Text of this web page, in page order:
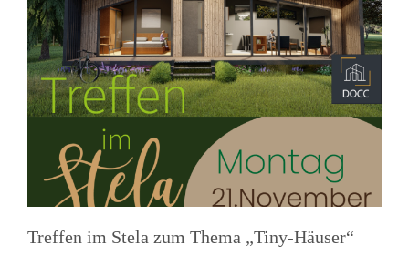
Treffen im Stela zum Thema „Tiny-Häuser“